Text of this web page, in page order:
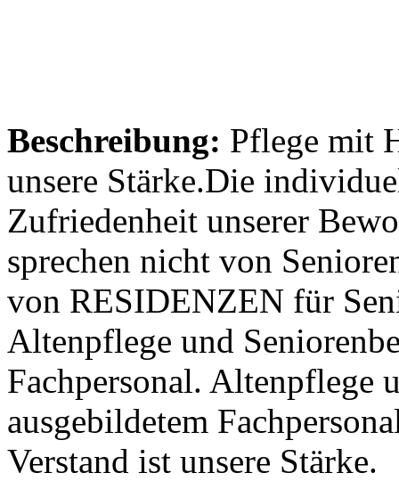
Beschreibung: Pflege mit
unsere Stärke.Die
Zufriedenheit unserer
sprechen nicht von
von RESIDENZEN für
Altenpflege und
Fachpersonal. Altenpflege
ausgebildetem
Verstand ist unsere Stärke.